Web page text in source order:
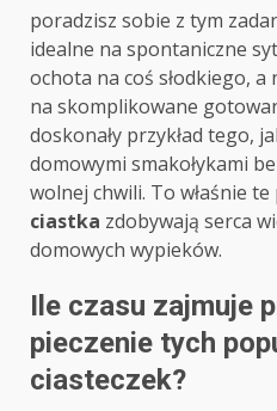
poradzisz sobie z tym
idealne na spontaniczne
ochota na coś słodkiego, a
na skomplikowane
doskonały przykład tego,
domowymi smakołykami
wolnej chwili. To właśnie
ciastka zdobywają serca
domowych wypieków.
Ile czasu zajmuje
pieczenie tych
ciasteczek?